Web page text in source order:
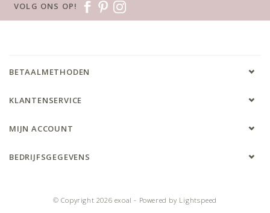
VOLG ONS OP!
BETAALMETHODEN
KLANTENSERVICE
MIJN ACCOUNT
BEDRIJFSGEGEVENS
© Copyright 2026 exoal - Powered by Lightspeed